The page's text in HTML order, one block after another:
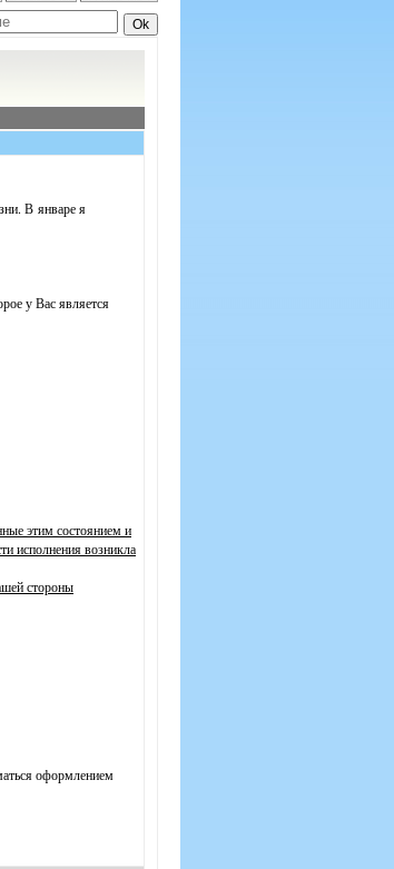
В январе я
у Вас является
этим состоянием и
исполнения возникла
стороны
оформлением